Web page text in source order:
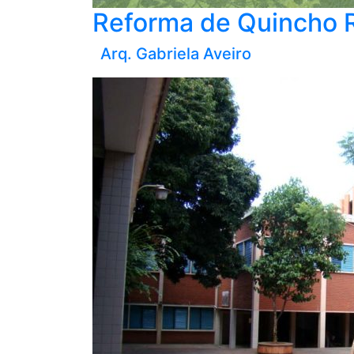
Reforma de Quincho
Arq. Gabriela Aveiro